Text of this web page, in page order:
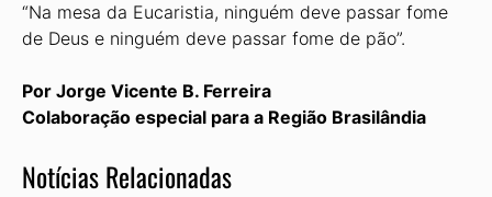
“Na mesa da Eucaristia, ninguém deve passar fome
de Deus e ninguém deve passar fome de pão”.
Por Jorge Vicente B. Ferreira
Colaboração especial para a Região Brasilândia
Notícias Relacionadas